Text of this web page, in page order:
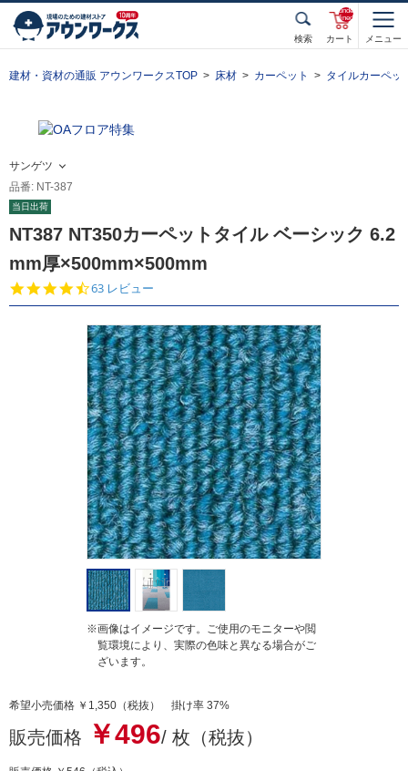
検索 カート
unde
fined
メニュー
建材・資材の通販 アウンワークスTOP 床材 カーペット タイルカーペッ
サンゲツ
品番: NT-387
当日出荷
NT387 NT350カーペットタイル ベーシック 6.2
mm厚×500mm×500mm
4.
6
t
a
r
r
a
t
i
n
g
63 レビュー
※画像はイメージです。ご使用のモニターや閲
覧環境により、実際の色味と異なる場合がご
ざいます。
希望小売価格 ￥1,350（税抜） 掛け率 37%
販売価格 ￥496/ 枚（税抜）